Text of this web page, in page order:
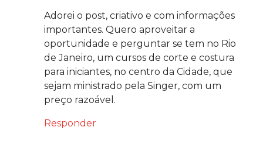
Adorei o post, criativo e com informações
importantes. Quero aproveitar a
oportunidade e perguntar se tem no Rio
de Janeiro, um cursos de corte e costura
para iniciantes, no centro da Cidade, que
sejam ministrado pela Singer, com um
preço razoável.
Responder